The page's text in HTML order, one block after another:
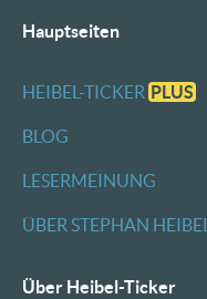
Hauptseiten
HEIBEL-TICKER PLUS
BLOG
LESERMEINUNG
ÜBER STEPHAN HEIBEL
Über Heibel-Ticker